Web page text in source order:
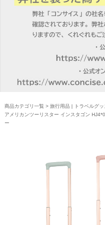
商品カテゴリ一覧 > 旅行用品 | トラベルグッ
アメリカンツーリスター インスタゴン
ー